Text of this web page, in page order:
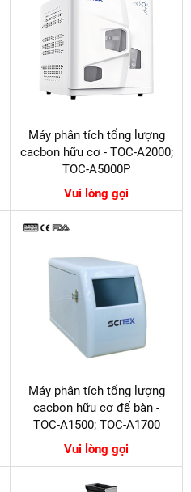
Máy phân tích tổng lượng
cacbon hữu cơ - TOC-A2000;
TOC-A5000P
Vui lòng gọi
Máy phân tích tổng lượng
cacbon hữu cơ để bàn -
TOC-A1500; TOC-A1700
Vui lòng gọi